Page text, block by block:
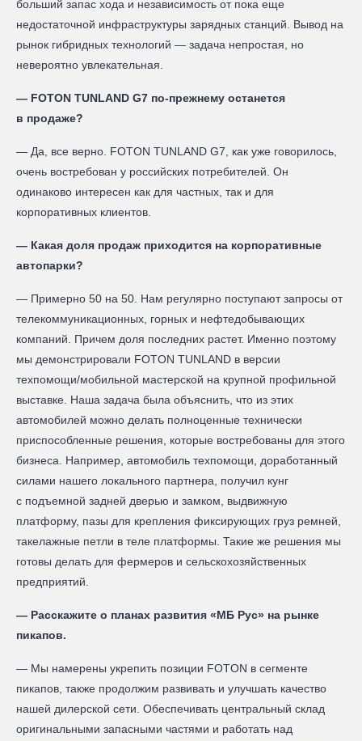
больший запас хода и независимость от пока еще
недостаточной инфраструктуры зарядных станций. Вывод на
рынок гибридных технологий — задача непростая, но
невероятно увлекательная.
— FOTON TUNLAND G7 по-прежнему останется
в продаже?
— Да, все верно. FOTON TUNLAND G7, как уже говорилось,
очень востребован у российских потребителей. Он
одинаково интересен как для частных, так и для
корпоративных клиентов.
— Какая доля продаж приходится на корпоративные
автопарки?
— Примерно 50 на 50. Нам регулярно поступают запросы от
телекоммуникационных, горных и нефтедобывающих
компаний. Причем доля последних растет. Именно поэтому
мы демонстрировали FOTON TUNLAND в версии
техпомощи/мобильной мастерской на крупной профильной
выставке. Наша задача была объяснить, что из этих
автомобилей можно делать полноценные технически
приспособленные решения, которые востребованы для этого
бизнеса. Например, автомобиль техпомощи, доработанный
силами нашего локального партнера, получил кунг
с подъемной задней дверью и замком, выдвижную
платформу, пазы для крепления фиксирующих груз ремней,
такелажные петли в теле платформы. Такие же решения мы
готовы делать для фермеров и сельскохозяйственных
предприятий.
— Расскажите о планах развития «МБ Рус» на рынке
пикапов.
— Мы намерены укрепить позиции FOTON в сегменте
пикапов, также продолжим развивать и улучшать качество
нашей дилерской сети. Обеспечивать центральный склад
оригинальными запасными частями и работать над